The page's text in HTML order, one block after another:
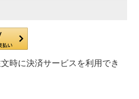
時に決済サービスを利用でき